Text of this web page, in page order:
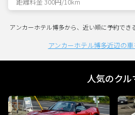
アンカーホテル博多から、近い順に予約でき
アンカーホテル博多近辺の
人気のクル